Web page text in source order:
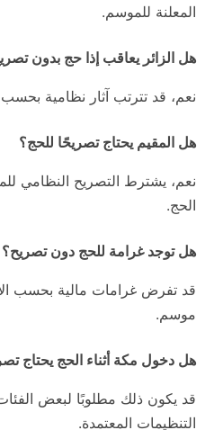
المعلنة للموسم.
هل الزائر يعاقب إذا حج بدون
نعم، قد تترتب آثار نظامية بحسب
هل المقيم يحتاج تصريحًا للحج؟
نعم، يشترط التصريح النظامي
الحج.
هل توجد غرامة للحج دون تصريح؟
قد تفرض غرامات مالية بحسب
موسم.
هل دخول مكة أثناء الحج يحتاج
قد يكون ذلك مطلوبًا لبعض
التنظيمات المعتمدة.